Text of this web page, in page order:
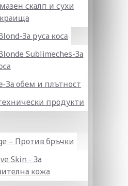
мазен скалп и сухи
краища
За руса коса
Sublіmeches-За
За обем и плътност
продукти
– Против бръчки
Skin - За
кожа